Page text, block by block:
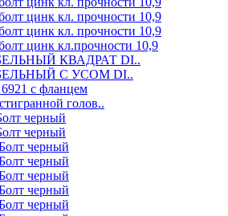
цинк кл. прочности 10,9
цинк кл. прочности 10,9
цинк кл.прочности 10,9
КВАДРАТ DI..
С УСОМ DI..
c фланцем
голов..
черный
черный
черный
черный
черный
черный
черный